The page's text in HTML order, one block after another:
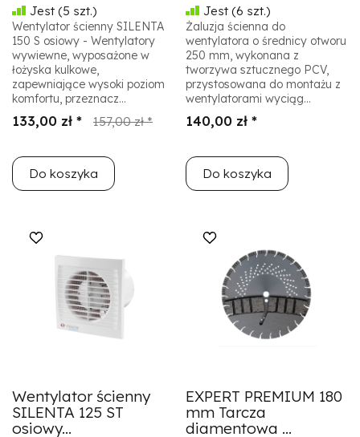
Jest (5 szt.)
Wentylator ścienny SILENTA
150 S osiowy - Wentylatory
wywiewne, wyposażone w
łożyska kulkowe,
zapewniające wysoki poziom
komfortu, przeznacz...
133,00 zł * 157,00 zł *
Do koszyka
Jest (6 szt.)
Żaluzja ścienna do
wentylatora o średnicy otworu
250 mm, wykonana z
tworzywa sztucznego PCV,
przystosowana do montażu z
wentylatorami wyciąg...
140,00 zł *
Do koszyka
Wentylator ścienny
SILENTA 125 ST
osiowy...
EXPERT PREMIUM 180
mm Tarcza
diamentowa ...